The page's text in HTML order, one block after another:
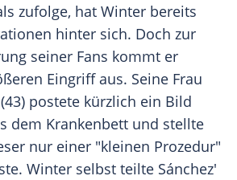
zufolge, hat Winter bereits
hinter sich. Doch zur
seiner Fans kommt er
Eingriff aus. Seine Frau
(43) postete kürzlich ein Bild
dem Krankenbett und stellte
nur einer "kleinen Prozedur"
Winter selbst teilte Sánchez'